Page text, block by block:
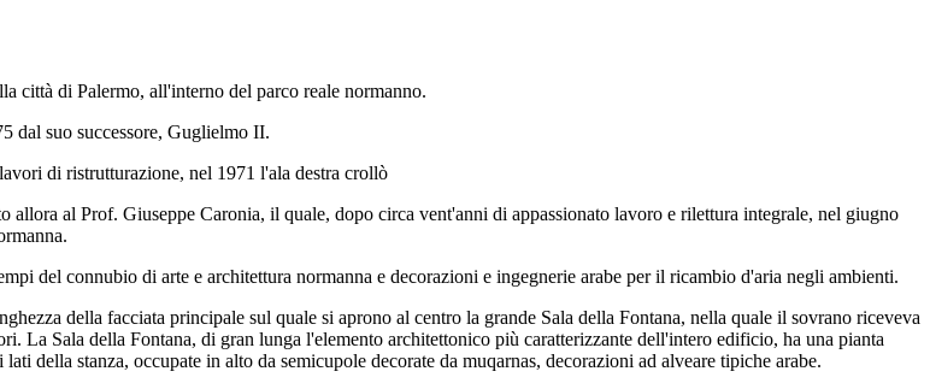
città di Palermo, all'interno del parco reale normanno.
dal suo successore, Guglielmo II.
di ristrutturazione, nel 1971 l'ala destra crollò
al Prof. Giuseppe Caronia, il quale, dopo circa vent'anni di appassionato lavoro e rilettura integrale, nel giugno
del connubio di arte e architettura normanna e decorazioni e ingegnerie arabe per il ricambio d'aria negli ambienti.
della facciata principale sul quale si aprono al centro la grande Sala della Fontana, nella quale il sovrano riceveva
La Sala della Fontana, di gran lunga l'elemento architettonico più caratterizzante dell'intero edificio, ha una pianta
della stanza, occupate in alto da semicupole decorate da muqarnas, decorazioni ad alveare tipiche arabe.